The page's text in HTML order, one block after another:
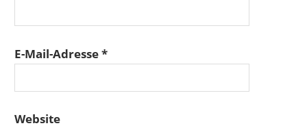
E-Mail-Adresse*
Website